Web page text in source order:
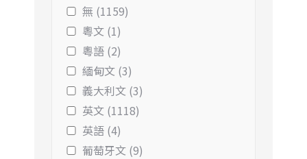
無 (1159)
粵文 (1)
粵語 (2)
緬甸文 (3)
義大利文 (3)
英文 (1118)
英語 (4)
葡萄牙文 (9)